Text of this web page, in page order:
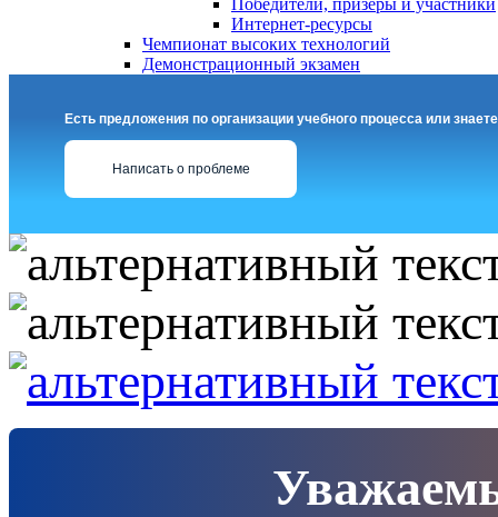
Победители, призеры и участники
Интернет-ресурсы
Чемпионат высоких технологий
Демонстрационный экзамен
Есть предложения по организации учебного процесса или
Написать о проблеме